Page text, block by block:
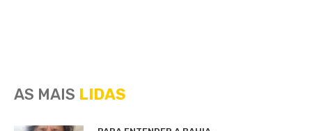
AS MAIS LIDAS